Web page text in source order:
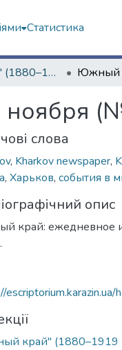
Статистика
"Южный край" (1880–1919 гг.)
слова
, Kharkov newspaper,
, Харьков, события в
опис
край: ежедневное
край" (1880–1919